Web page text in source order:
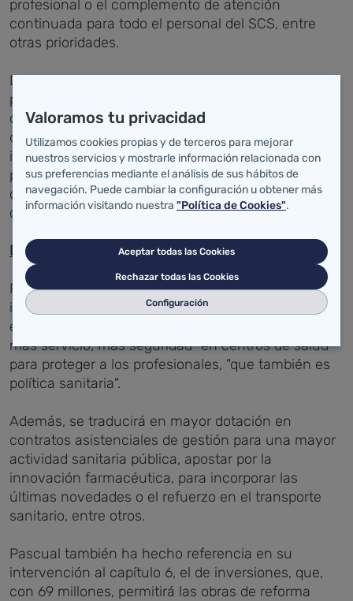
profesional o el complemento de atención
continuada para todo el personal del SCS, entre
otras prioridades.
De hecho, el incremento de 100 millones, que
permite este presupuesto, servirá para "cumplir" los
compromisos con los médicos, con enfermería,
desarrollar el Pacto para la Sanidad y, además,
incorporar medidas "claves" acordadas como el
plan de estímulos a la atención rural o el refuerzo
de la enfermería del Hospital de Laredo. "Esto no es
discurso, es presupuesto".
Desglose por capítulos
Respecto al capítulo de gastos corrientes, se
incrementa un 7,3% y asciende a casi 400.000.000
euros, un 11,5% más, que significa "más actividad,
más servicio, más seguridad" en centros de salud
para proteger a los profesionales, "que también es
política sanitaria".
Además, se traducirá en mayor dotación en
contratos asistenciales de gestión para una mayor
actividad sanitaria pública, apostar por la
innovación farmacéutica, para incorporar las
últimas novedades o el refuerzo en el transporte
sanitario, entre otros.
Pascual también ha hecho referencia en su
intervención al capítulo 6, el de inversiones, que,
con 69 millones, permitirá las obras de reforma
Valoramos tu privacidad
Utilizamos cookies propias y de terceros para mejorar
nuestros servicios y mostrarle información relacionada con
sus preferencias mediante el análisis de sus hábitos de
navegación. Puede cambiar la configuración u obtener más
información visitando nuestra "Política de Cookies".
Aceptar todas las Cookies
Rechazar todas las Cookies
Configuración